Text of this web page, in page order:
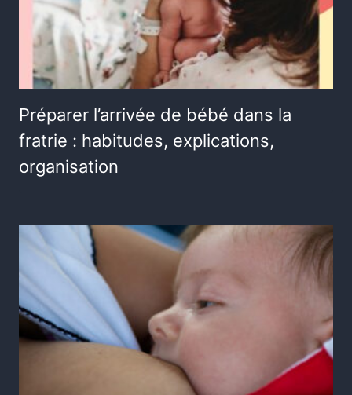
Préparer l’arrivée de bébé dans la
fratrie : habitudes, explications,
organisation